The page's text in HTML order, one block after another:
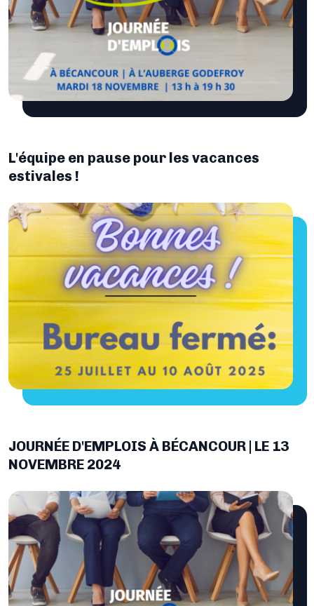
L'équipe en pause pour les vacances
estivales !
JOURNÉE D'EMPLOIS À BÉCANCOUR | LE 13
NOVEMBRE 2024